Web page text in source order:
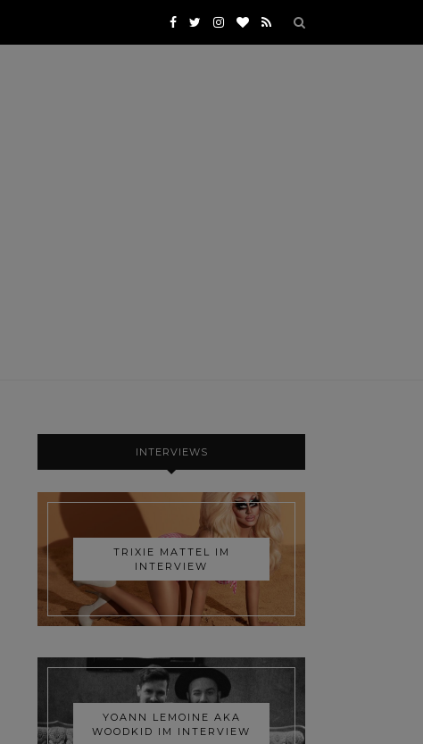
INTERVIEWS
TRIXIE MATTEL IM
INTERVIEW
YOANN LEMOINE AKA
WOODKID IM INTERVIEW